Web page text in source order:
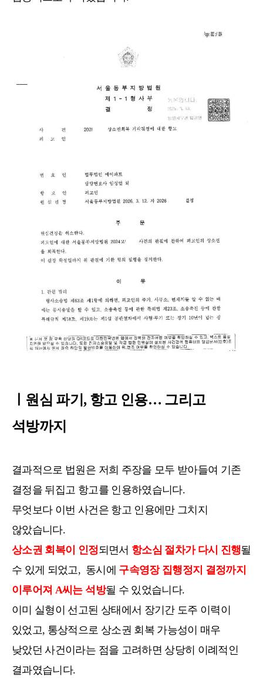
ㅣ원심 파기, 항고 인용… 그리고
석방까지
결과적으로 법원은 저희 주장을 모두 받아들여 기존
결정을 뒤집고 항고를 인용하였습니다.
무엇보다 이번 사건은 항고 인용에만 그치지
않았습니다.
상소권 회복이 인정되면서 항소심 절차가 다시 진행될
수 있게 되었고, 동시에 구속영장 집행정지 결정까지
이루어져 A씨는 석방될 수 있었습니다.
이미 실형이 선고된 상태에서 장기간 도주 이력이
있었고, 통상적으로 상소권 회복 가능성이 매우
낮았던 사건이라는 점을 고려하면 상당히 이례적인
결과였습니다.